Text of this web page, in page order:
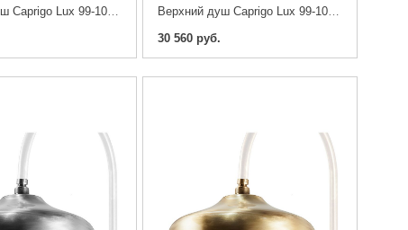
Верхний душ Caprigo Lux 99-102-oro 23 см
Верхний душ Caprigo Lux 99-102-crm 23 см
30 560 руб.